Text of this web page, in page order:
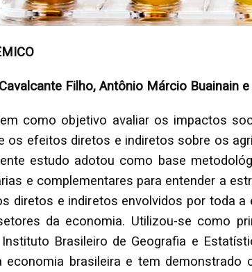
Filho, Antônio Márcio Buainain
como objetivo avaliar os impactos
os efeitos diretos e indiretos sobre os
estudo adotou como base
e complementares para entender a
diretos e indiretos envolvidos por toda a
da economia. Utilizou-se como
Brasileiro de Geografia e
economia brasileira e tem